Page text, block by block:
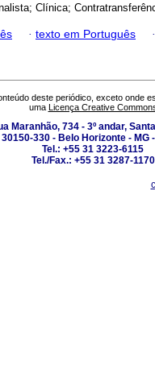
Clínica;
· texto em Português ·
deste periódico, exceto onde
uma Licença Creative
Maranhão, 734 - 3º andar,
30150-330 - Belo Horizonte - MG
Tel.: +55 31 3223-6115
Tel./Fax.: +55 31 3287-1170